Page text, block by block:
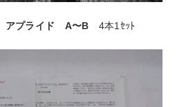
アプライド A〜B 4本1ｾｯﾄ